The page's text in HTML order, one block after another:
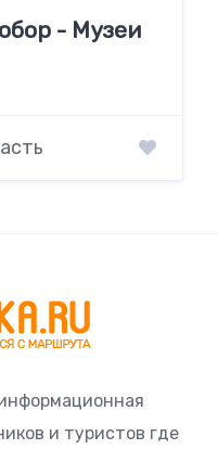
- Музеи
и туристов где